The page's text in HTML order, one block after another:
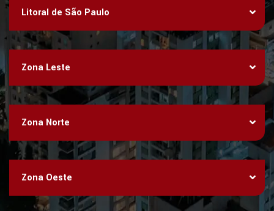
Litoral de São Paulo
Zona Leste
Zona Norte
Zona Oeste